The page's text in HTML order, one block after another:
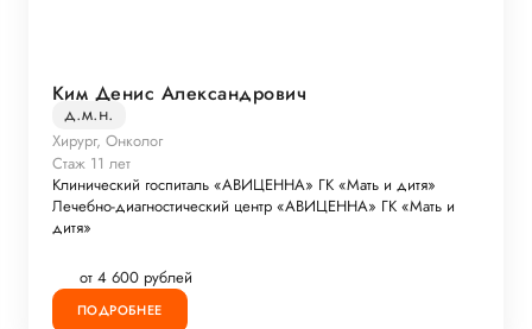
Ким Денис Александрович
д.м.н.
Хирург, Онколог
Стаж 11 лет
Клинический госпиталь «АВИЦЕННА» ГК «Мать и дитя»
Лечебно-диагностический центр «АВИЦЕННА» ГК «Мать и
дитя»
от 4 600 рублей
ПОДРОБНЕЕ